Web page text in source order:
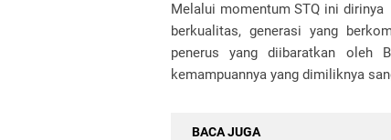
Melalui momentum STQ ini dirinya
berkualitas, generasi yang
penerus yang diibaratkan oleh
kemampuannya yang dimiliknya
BACA JUGA